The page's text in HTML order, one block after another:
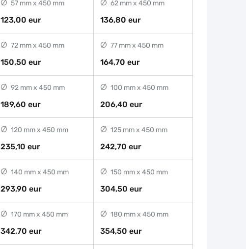
57 mm x 450 mm
123,00 eur
62 mm x 450 mm
136,80 eur
72 mm x 450 mm
150,50 eur
77 mm x 450 mm
164,70 eur
92 mm x 450 mm
189,60 eur
100 mm x 450 mm
206,40 eur
120 mm x 450 mm
235,10 eur
125 mm x 450 mm
242,70 eur
140 mm x 450 mm
293,90 eur
150 mm x 450 mm
304,50 eur
170 mm x 450 mm
342,70 eur
180 mm x 450 mm
354,50 eur